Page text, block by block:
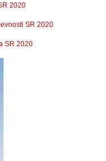
2020
SR 2020
SR 2020